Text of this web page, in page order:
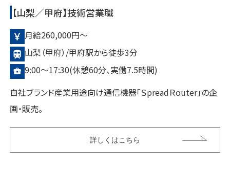
ファシリティ＆エネルギー事業
営業職
技術職
【山梨／甲府】技術営業職
月給260,000円〜
山梨（甲府）/甲府駅から徒歩3分
9:00～17:30(休憩60分、実働7.5時間)
自社ブランド産業用途向け通信機器「ＳpreadＲouter」の企
画・販売。
詳しくはこちら